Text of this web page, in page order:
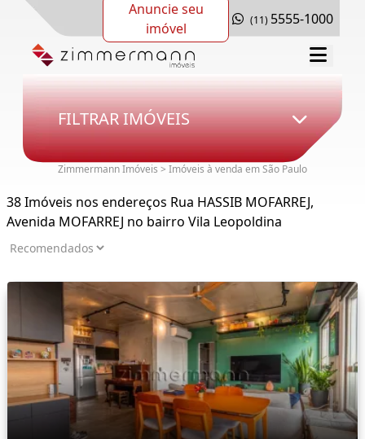
Anuncie seu
imóvel
(11) 5555-1000
FILTRAR IMÓVEIS
Zimmermann Imóveis > Imóveis à venda em São Paulo
38 Imóveis nos endereços Rua HASSIB MOFARREJ,
Avenida MOFARREJ no bairro Vila Leopoldina